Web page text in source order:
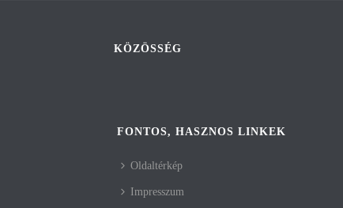
KÖZÖSSÉG
FONTOS, HASZNOS LINKEK
Oldaltérkép
Impresszum